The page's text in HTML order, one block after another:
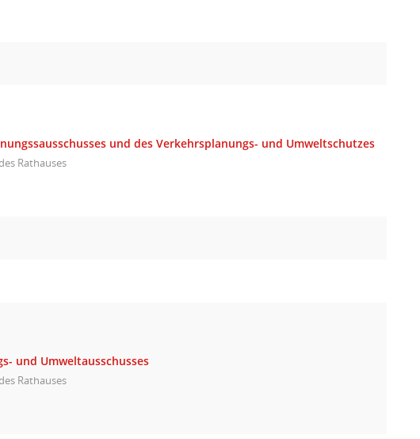
und des Verkehrsplanungs- und Umweltschutzes
Rathauses
und Umweltausschusses
Rathauses